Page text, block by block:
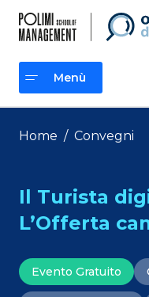
contenuto
Menù
Menù
Home / Convegni
Il Turista
L’Offerta
Evento Gratuito